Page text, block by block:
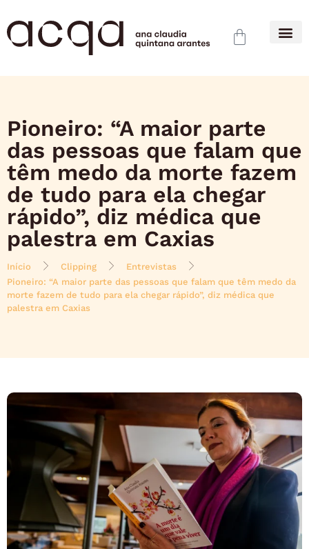
Pioneiro: “A maior parte
das pessoas que falam que
têm medo da morte fazem
de tudo para ela chegar
rápido”, diz médica que
palestra em Caxias
Início Clipping
Entrevistas
Pioneiro: “A maior parte das pessoas que falam que têm medo da
morte fazem de tudo para ela chegar rápido”, diz médica que
palestra em Caxias